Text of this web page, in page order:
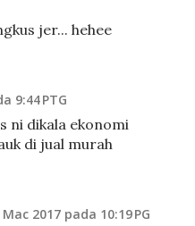
jer... hehee
9:44 PTG
ni dikala ekonomi
di jual murah
Mac 2017 pada 10:19 PG